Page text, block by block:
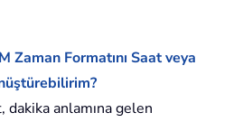
Zaman Formatını Saat veya
anlamına gelen